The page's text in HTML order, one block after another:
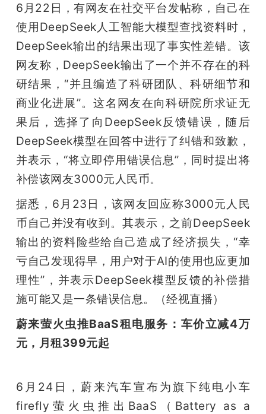
6月22日，有网友在社交平台发帖称，自己在
使用DeepSeek人工智能大模型查找资料时，
DeepSeek输出的结果出现了事实性差错。该
网友称，DeepSeek输出了一个并不存在的科
研结果，“并且编造了科研团队、科研细节和
商业化进展”。这名网友在向科研院所求证无
果后，选择了向DeepSeek反馈错误，随后
DeepSeek模型在回答中进行了纠错和致歉，
并表示，“将立即停用错误信息”，同时提出将
补偿该网友3000元人民币。
据悉，6月23日，该网友回应称3000元人民
币自己并没有收到。其表示，之前DeepSeek
输出的资料险些给自己造成了经济损失，“幸
亏自己发现得早，用户对于AI的使用也应更加
理性”，并表示DeepSeek模型反馈的补偿措
施可能又是一条错误信息。（经视直播）
蔚来萤火虫推BaaS租电服务：车价立减4万
元，月租399元起
6月24日，蔚来汽车宣布为旗下纯电小车
firefly萤火虫推出BaaS（Battery as a